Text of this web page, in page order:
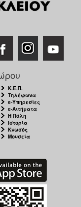
Κ.Ε.Π.
Τηλέφωνα
e-Υπηρεσίες
e-Αιτήματα
Η Πόλη
Ιστορία
Κνωσός
Μουσεία